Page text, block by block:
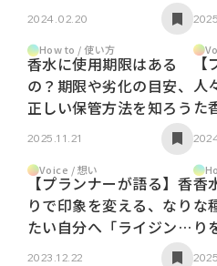
2024.02.20
How to / 使い方
香水に使用期限はある
の？期限や劣化の目安、
正しい保管方法を知ろう
2025.11.21
【
人
た
Voice / 想い
【プランナーが語る】香
りで印象を変える、なり
たい自分へ「ライジング
ウェーブ」担当者インタ
2023.12.22
香
な
り